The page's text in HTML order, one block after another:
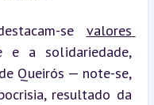
se valores
e a solidariedade,
Queirós — note-se,
resultado da